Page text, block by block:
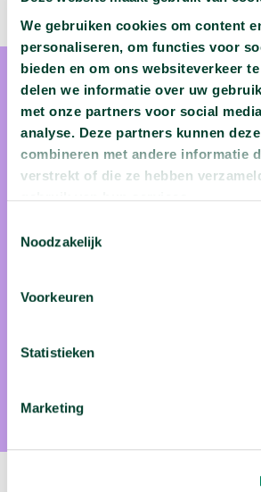
We gebruiken cookies om content
personaliseren, om functies voor
bieden en om ons websiteverkeer
delen we informatie over uw
met onze partners voor social
analyse. Deze partners kunnen
combineren met andere informatie
verstrekt of die ze hebben
Noodzakelijk
Voorkeuren
Statistieken
Marketing
prof. dr. Annelien
we telkens opnieuw na moeten denken
voorwaarden ervan. Dat is de tak van
Annelien Bredenoord (UMC Utrecht).
ethica vooral bezig met nieuwe,
technologie, zoals bijvoorbeeld
voortplantingstechnieken. Mag je drie